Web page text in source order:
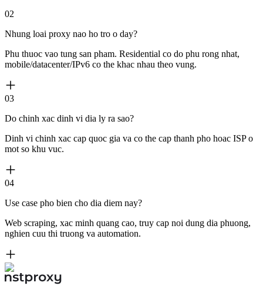
02
Nhung loai proxy nao ho tro o day?
Phu thuoc vao tung san pham. Residential co do phu rong nhat,
mobile/datacenter/IPv6 co the khac nhau theo vung.
03
Do chinh xac dinh vi dia ly ra sao?
Dinh vi chinh xac cap quoc gia va co the cap thanh pho hoac ISP o
mot so khu vuc.
04
Use case pho bien cho dia diem nay?
Web scraping, xac minh quang cao, truy cap noi dung dia phuong,
nghien cuu thi truong va automation.